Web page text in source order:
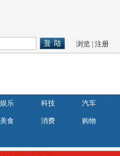
浏览 |注册
娱乐 科技 汽车
美食 消费 购物